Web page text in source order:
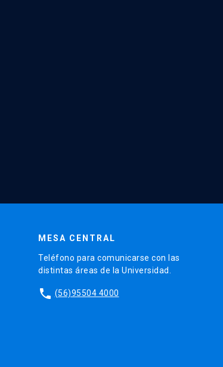
MESA CENTRAL
Teléfono para comunicarse con las
distintas áreas de la Universidad.
phone (56)95504 4000